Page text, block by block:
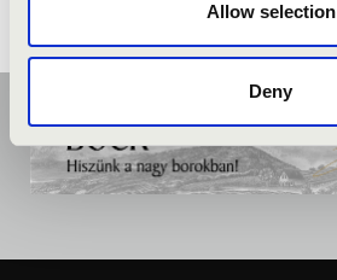
Allow selection
Deny